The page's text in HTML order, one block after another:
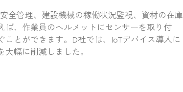
全管理、建設機械の稼働状況監視、資材の在庫
、作業員のヘルメットにセンサーを取り付
とができます。D社では、IoTデバイス導入に
幅に削減しました。